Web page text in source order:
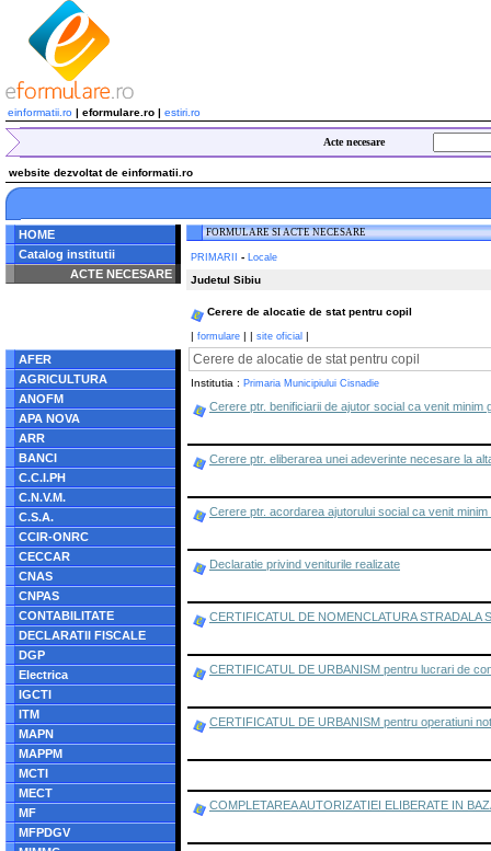
einformatii.ro | eformulare.ro | estiri.ro
Acte necesare
website dezvoltat de einformatii.ro
HOME
Catalog institutii
ACTE NECESARE
/home/eformulare.ro/public_html/navigare/stanga.php
AFER
AGRICULTURA
ANOFM
APA NOVA
ARR
BANCI
C.C.I.PH
C.N.V.M.
C.S.A.
CCIR-ONRC
CECCAR
CNAS
CNPAS
CONTABILITATE
DECLARATII FISCALE
DGP
Electrica
IGCTI
ITM
MAPN
MAPPM
MCTI
MECT
MF
MFPDGV
FORMULARE SI ACTE NECESARE
PRIMARII - Locale
Judetul Sibiu
Cerere de alocatie de stat pentru copil
| formulare | | site oficial |
Cerere de alocatie de stat pentru copil
Institutia : Primaria Municipiului Cisnadie
Cerere ptr. benificiarii de ajutor social ca venit
Cerere ptr. eliberarea unei adeverinte necesare la
Cerere ptr. acordarea ajutorului social ca venit minim
Declaratie privind veniturile realizate
CERTIFICATUL DE NOMENCLATURA STRADALA
CERTIFICATUL DE URBANISM pentru lucrari de
CERTIFICATUL DE URBANISM pentru operatiuni
COMPLETAREA AUTORIZATIEI ELIBERATE IN